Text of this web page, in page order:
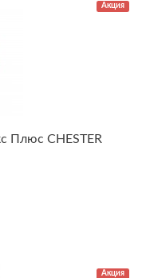
Акция
Плюс CHESTER
Акция